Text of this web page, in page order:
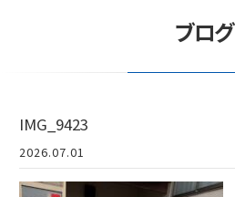
ブログ
IMG_9423
2026.07.01